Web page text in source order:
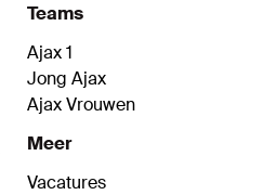
Teams
Ajax 1
Jong Ajax
Ajax Vrouwen
Meer
Vacatures